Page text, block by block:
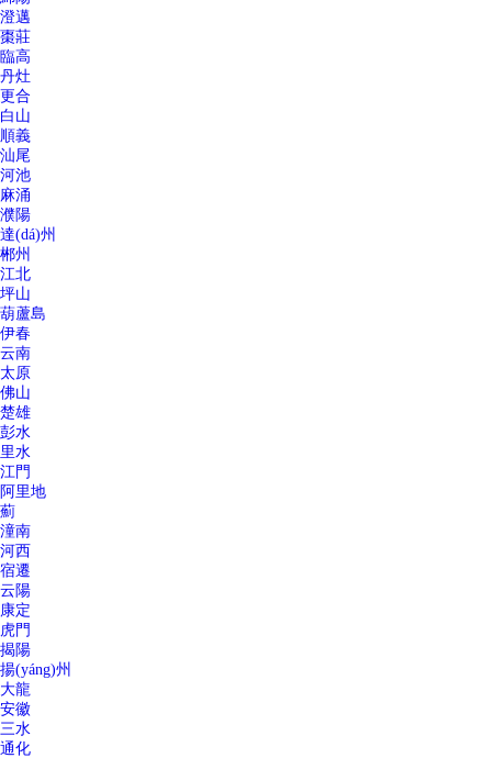
澄邁
棗莊
臨高
丹灶
更合
白山
順義
汕尾
河池
麻涌
濮陽
達(dá)州
郴州
江北
坪山
葫蘆島
伊春
云南
太原
佛山
楚雄
彭水
里水
江門
阿里地
薊
潼南
河西
宿遷
云陽
康定
虎門
揭陽
揚(yáng)州
大龍
安徽
三水
通化